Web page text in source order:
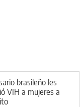
brasileño les
VIH a mujeres a